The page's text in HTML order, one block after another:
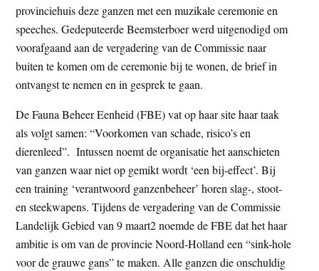
provinciehuis deze ganzen met een muzikale ceremonie en
speeches. Gedeputeerde Beemsterboer werd uitgenodigd om
voorafgaand aan de vergadering van de Commissie naar
buiten te komen om de ceremonie bij te wonen, de brief in
ontvangst te nemen en in gesprek te gaan.
De Fauna Beheer Eenheid (FBE) vat op haar site haar taak
als volgt samen: “Voorkomen van schade, risico’s en
dierenleed”. Intussen noemt de organisatie het aanschieten
van ganzen waar niet op gemikt wordt ‘een bij-effect’. Bij
een training ‘verantwoord ganzenbeheer’ horen slag-, stoot-
en steekwapens. Tijdens de vergadering van de Commissie
Landelijk Gebied van 9 maart2 noemde de FBE dat het haar
ambitie is om van de provincie Noord-Holland een “sink-hole
voor de grauwe gans” te maken. Alle ganzen die onschuldig